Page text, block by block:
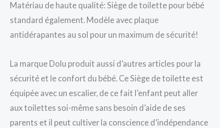
Matériau de haute qualité: Siège de toilette pour bébé
standard également. Modèle avec plaque
antidérapantes au sol pour un maximum de sécurité!
La marque Dolu produit aussi d’autres articles pour la
sécurité et le confort du bébé. Ce Siège de toilette est
équipée avec un escalier, de ce fait l’enfant peut aller
aux toilettes soi-même sans besoin d’aide de ses
parents et il peut cultiver la conscience d’indépendance